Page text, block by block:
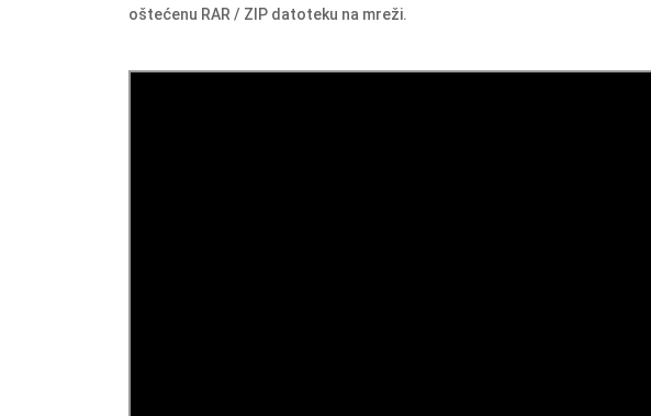
oštećenu RAR / ZIP datoteku na mreži.